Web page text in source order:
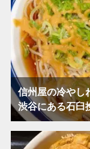
信州屋の冷やし
渋谷にある石臼